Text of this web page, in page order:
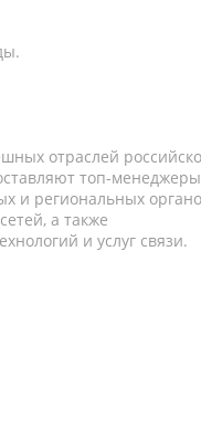
отраслей
топ-
и региональных
а также
и услуг связи.